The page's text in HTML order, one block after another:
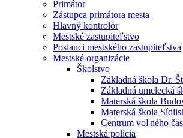
Primátor
Zástupca primátora mesta
Hlavný kontrolór
Mestské zastupiteľstvo
Poslanci mestského zastupiteľstva
Mestské organizácie
Školstvo
Základná škola Dr.
Základná umelecká
Materská škola
Materská škola
Centrum voľného
Mestská polícia